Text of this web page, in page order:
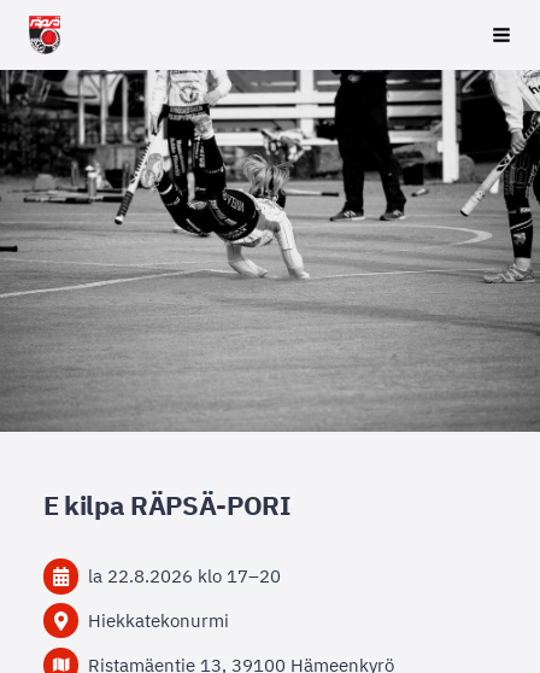
Siirry
sivun
sisältöön
Räpsä ry
E kilpa RÄPSÄ-PORI
la 22.8.2026 klo 17–20
Hiekkatekonurmi
Ristamäentie 13, 39100 Hämeenkyrö